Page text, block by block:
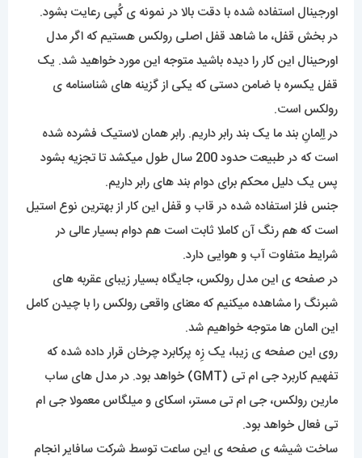
اورجینال استفاده شده با دقت بالا در نمونه ی کُپی رعایت بشود.
در بخش قفل، ما شاهد قفل اصلی رولکس هستیم که اگر مدل
اورحینال این کار را دیده باشید متوجه این مورد خواهید شد. یک
قفل یکسره با ضامن دستی که یکی از گزینه های شناسنامه ی
رولکس است.
در اِلِمانِ بند ما یک بند رابر داریم. رابر همان لاستیک فشرده شده
است که در طبیعت حدود 200 سال طول میکشد تا تجزیه بشود
پس یک دلیل محکم برای دوام بند های رابر داریم.
جنس فلز استفاده شده در قاب و قفل این کار از بهترین نوع استیل
است که هم رنگ آن کاملا ثابت است هم دوام بسیار عالی در
شرایط متفاوت آب و هوایی دارد.
در صفحه ی این مدل رولکس، جایگاه بسیار زیبای عقربه های
شبرنگ را مشاهده میکنیم که معنای واقعی رولکس را با چیدن کامل
این المان ها متوجه خواهیم شد.
روی این صفحه ی زیبا، یک زِه پرکابرد چرخان قرار داده شده که
تفهیم کاربرد جی ام تی (GMT) خواهد بود. در مدل های ساب
مارین رولکس، جی ام تی مستر، اسکای و میلگاس معمولا جی ام
تی فعال خواهد بود.
ساخت شیشه ی صفحه ی این ساعت توسط شرکت سافایر انجام